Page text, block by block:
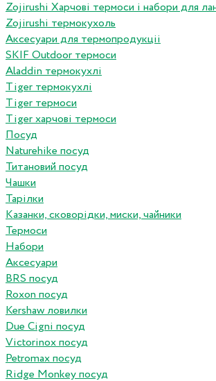
Zojirushi Харчові термоси і набори для
Zojirushi термокухоль
Аксесуари для термопродукціі
SKIF Outdoor термоси
Aladdin термокухлі
Tiger термокухлі
Tiger термоси
Tiger харчові термоси
Посуд
Naturehike посуд
Титановий посуд
Чашки
Тарілки
Казанки, сковорідки, миски, чайники
Термоси
Набори
Аксесуари
BRS посуд
Roxon посуд
Kershaw ловилки
Due Cigni посуд
Victorinox посуд
Petromax посуд
Ridge Monkey посуд